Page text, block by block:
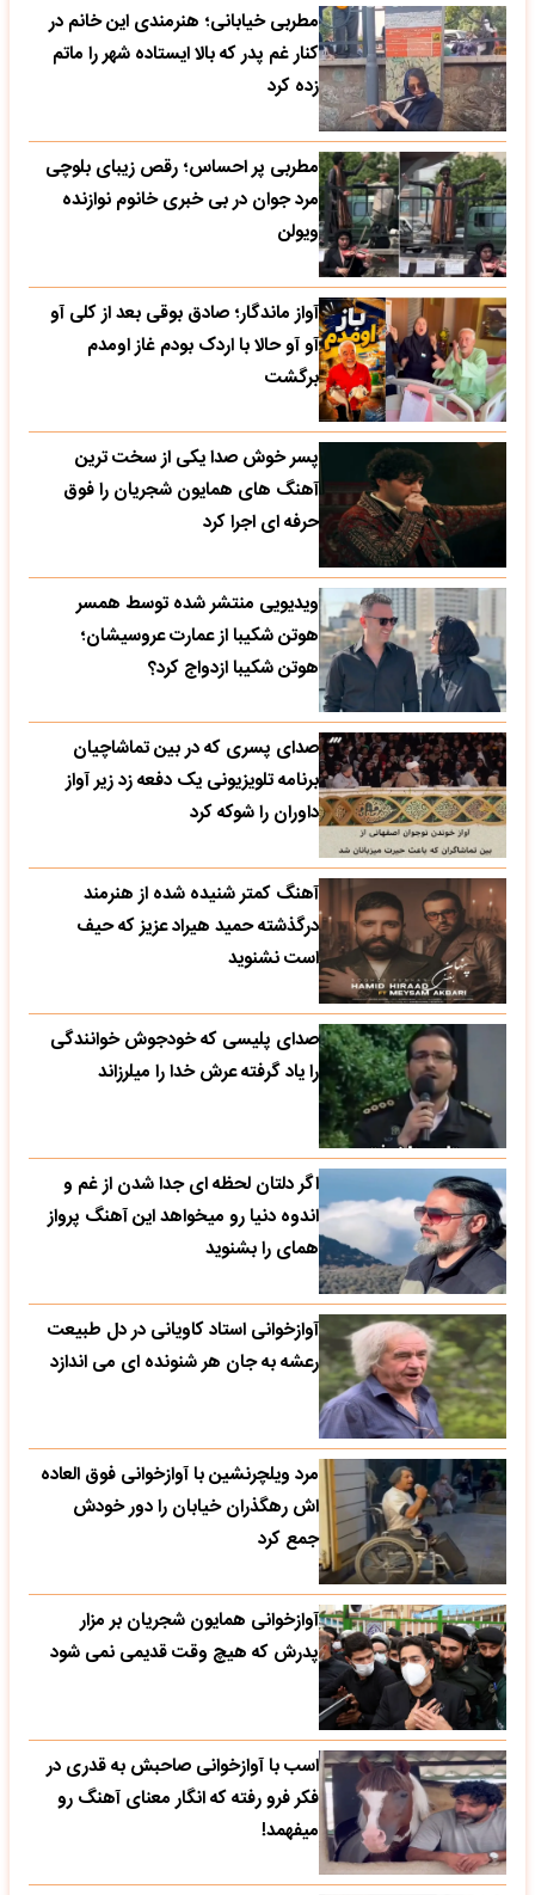
مطربی خیابانی؛ هنرمندی این خانم در
کنار غم پدر که بالا ایستاده شهر را ماتم
زده کرد
مطربی پر احساس؛ رقص زیبای بلوچی
مرد جوان در بی خبری خانوم نوازنده
ویولن
آواز ماندگار؛ صادق بوقی بعد از کلی آو
آو آو حالا با اردک بودم غاز اومدم
برگشت
پسر خوش صدا یکی از سخت ترین
آهنگ های همایون شجریان را فوق
حرفه ای اجرا کرد
ویدیویی منتشر شده توسط همسر
هوتن شکیبا از عمارت عروسیشان؛
هوتن شکیبا ازدواج کرد؟
صدای پسری که در بین تماشاچیان
برنامه تلویزیونی یک دفعه زد زیر آواز
داوران را شوکه کرد
آهنگ کمتر شنیده شده از هنرمند
درگذشته حمید هیراد عزیز که حیف
است نشنوید
صدای پلیسی که خودجوش خوانندگی
را یاد گرفته عرش خدا را میلرزاند
اگر دلتان لحظه ای جدا شدن از غم و
اندوه دنیا رو میخواهد این آهنگ پرواز
همای را بشنوید
آوازخوانی استاد کاویانی در دل طبیعت
رعشه به جان هر شنونده ای می اندازد
مرد ویلچرنشین با آوازخوانی فوق العاده
اش رهگذران خیابان را دور خودش
جمع کرد
آوازخوانی همایون شجریان بر مزار
پدرش که هیچ وقت قدیمی نمی شود
اسب با آوازخوانی صاحبش به قدری در
فکر فرو رفته که انگار معنای آهنگ رو
میفهمد!